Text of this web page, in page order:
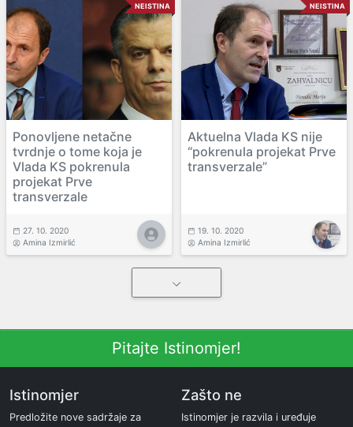
NEISTINA
Ponovljene netačne
tvrdnje o tome koja je
Vlada KS pokrenula
projekat Prve
transverzale
27. 10. 2020
Amina Izmirlić
NEISTINA
Aktuelna Vlada KS nije
“pokrenula projekat Prve
transverzale”
19. 10. 2020
Amina Izmirlić
Pitajte Istinomjer!
Istinomjer
Predložite nove sadržaje za
Zašto ne
Istinomjer je razvila i uređuje